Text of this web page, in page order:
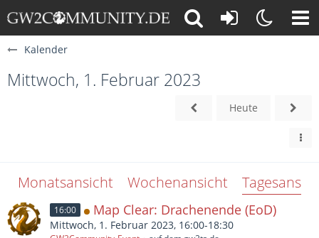
Kalender
Mittwoch, 1. Februar 2023
Heute
Monatsansicht Wochenansicht
16:00 Map Clear: Drachenende (EoD)
Mittwoch, 1. Februar 2023, 16:00-18:30